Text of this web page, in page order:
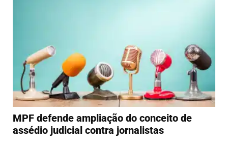
MPF defende ampliação do conceito de
assédio judicial contra jornalistas